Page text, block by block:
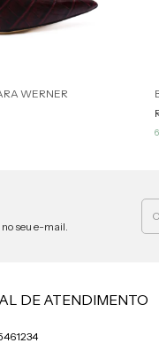
WERNER
6
seu e-mail.
DE ATENDIMENTO